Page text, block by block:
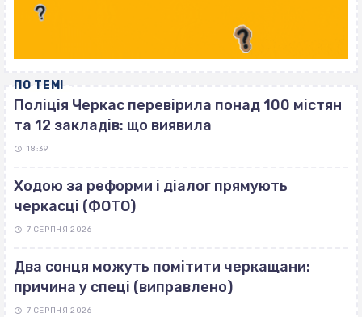
ПО ТЕМІ
Поліція Черкас перевірила понад 100 містян
та 12 закладів: що виявила
18:39
Ходою за реформи і діалог прямують
черкасці (ФОТО)
7 СЕРПНЯ 2026
Два сонця можуть помітити черкащани:
причина у спеці (виправлено)
7 СЕРПНЯ 2026